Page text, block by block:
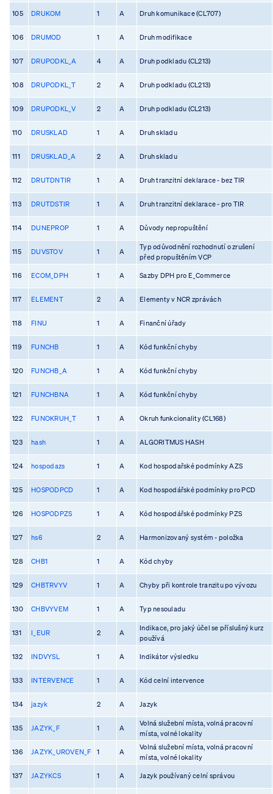
105 DRUKOM 1 A Druh komunikace (CL707)
106 DRUMOD 1 A Druh modifikace
107 DRUPODKL_A 4 A Druh podkladu (CL213)
108 DRUPODKL_T 2 A Druh podkladu (CL213)
109 DRUPODKL_V 2 A Druh podkladu (CL213)
110 DRUSKLAD 1 A Druh skladu
111 DRUSKLAD_A 2 A Druh skladu
112 DRUTDNTIR 1 A Druh tranzitní deklarace - bez TIR
113 DRUTDSTIR 1 A Druh tranzitní deklarace - pro TIR
114 DUNEPROP 1 A Důvody nepropuštění
115 DUVSTOV 1 A
Typ odůvodnění rozhodnutí o zrušení
před propuštěním VCP
116 ECOM_DPH 1 A Sazby DPH pro E_Commerce
117 ELEMENT 2 A Elementy v NCR zprávách
118 FINU 1 A Finanční úřady
119 FUNCHB 1 A Kód funkční chyby
120 FUNCHB_A 1 A Kód funkční chyby
121 FUNCHBNA 1 A Kód funkční chyby
122 FUNOKRUH_T 1 A Okruh funkcionality (CL168)
123 hash 1 A ALGORITMUS HASH
124 hospodazs 1 A Kod hospodařské podmínky AZS
125 HOSPODPCD 1 A Kod hospodářské podmínky pro PCD
126 HOSPODPZS 1 A Kód hospodářské podmínky PZS
127 hs6 2 A Harmonizovaný systém - položka
128 CHB1 1 A Kód chyby
129 CHBTRVYV 1 A Chyby při kontrole tranzitu po vývozu
130 CHBVYVEM 1 A Typ nesouladu
131 I_EUR 2 A
Indikace, pro jaký účel se příslušný kurz
používá
132 INDVYSL 1 A Indikátor výsledku
133 INTERVENCE 1 A Kód celní intervence
134 jazyk 2 A Jazyk
135 JAZYK_F 1 A
Volná služební místa, volná pracovní
místa, volné lokality
136 JAZYK_UROVEN_F 1 A
Volná služební místa, volná pracovní
místa, volné lokality
137 JAZYKCS 1 A Jazyk používaný celní správou